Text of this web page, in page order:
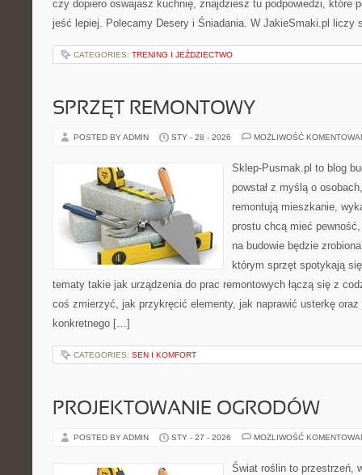
czy dopiero oswajasz kuchnię, znajdziesz tu podpowiedzi, które
jeść lepiej. Polecamy Desery i Śniadania. W JakieSmaki.pl
CATEGORIES: TRENING I JEŹDZIECTWO
SPRZĘT REMONTOWY
POSTED BY ADMIN STY - 28 - 2026 MOŻLIWOŚĆ
Sklep-Pusmak.pl to blog
powstał z myślą o
remontują mieszkanie,
prostu chcą mieć
na budowie będzie
którym sprzęt spotykają
tematy takie jak urządzenia do prac remontowych łączą się z
coś zmierzyć, jak przykręcić elementy, jak naprawić usterkę
konkretnego […]
CATEGORIES: SEN I KOMFORT
PROJEKTOWANIE OGRODÓW
POSTED BY ADMIN STY - 27 - 2026 MOŻLIWOŚĆ
Świat roślin to przestrzeń,